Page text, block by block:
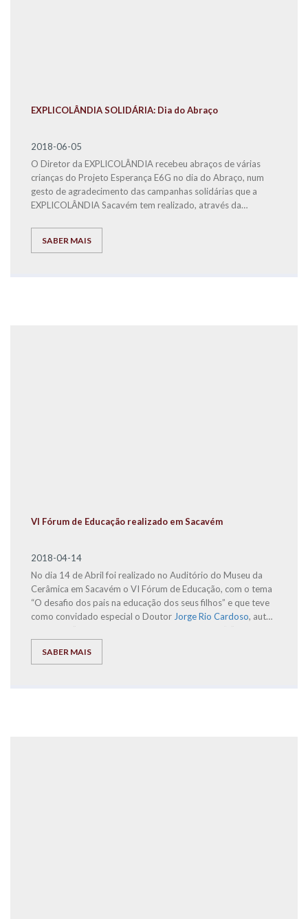
EXPLICOLÂNDIA SOLIDÁRIA: Dia do Abraço
2018-06-05
O Diretor da EXPLICOLÂNDIA recebeu abraços de várias
crianças do Projeto Esperança E6G no dia do Abraço, num
gesto de agradecimento das campanhas solidárias que a
EXPLICOLÂNDIA Sacavém tem realizado, através da
SABER MAIS
VI Fórum de Educação realizado em Sacavém
2018-04-14
No dia 14 de Abril foi realizado no Auditório do Museu da
Cerâmica em Sacavém o VI Fórum de Educação, com o tema
“O desafio dos pais na educação dos seus filhos” e que teve
como convidado especial o Doutor Jorge Rio Cardoso, autor
Universidade com Sucesso – ‘Bora lá?”, acompanhado por um
SABER MAIS